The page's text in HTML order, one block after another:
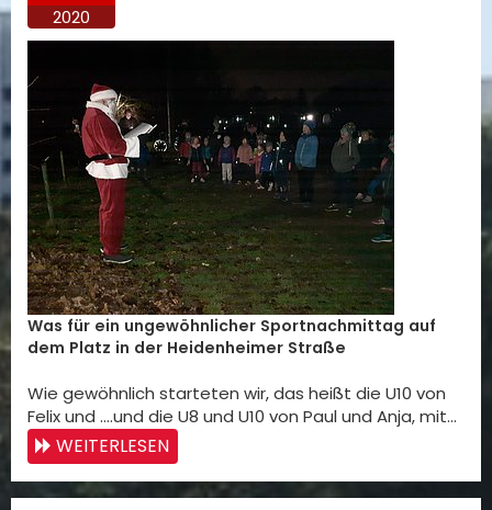
2020
Was für ein ungewöhnlicher Sportnachmittag auf
dem Platz in der Heidenheimer Straße
Wie gewöhnlich starteten wir, das heißt die U10 von
Felix und ….und die U8 und U10 von Paul und Anja, mit…
WEITERLESEN